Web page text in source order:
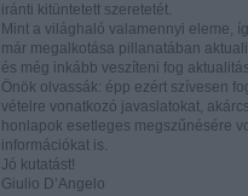
iránti kitüntetett szeretetét.
Mint a világhaló valamennyi eleme,
már megalkotása pillanatában
és még inkább veszíteni fog
Önök olvassák: épp ezért szívesen
vételre vonatkozó javaslatokat,
honlapok esetleges megszűnésére
információkat is.
Jó kutatást!
Giulio D’Angelo